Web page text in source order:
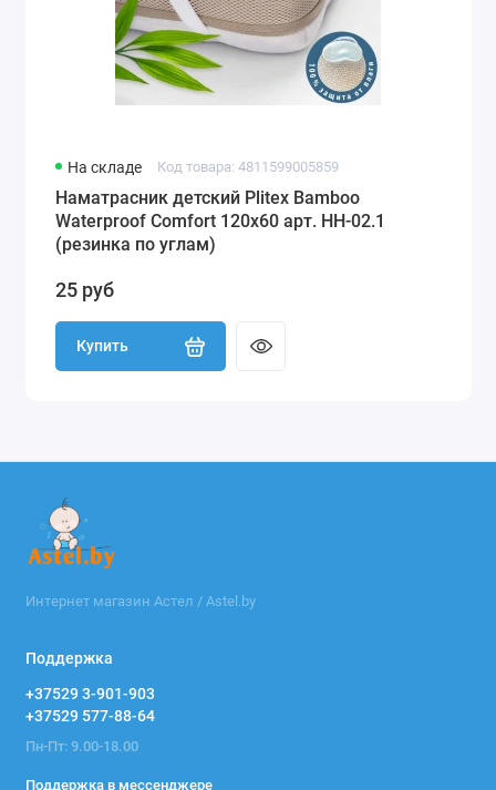
На складе Код товара: 4811599005859
Наматрасник детский Plitex Bamboo
Waterproof Comfort 120х60 арт. НН-02.1
(резинка по углам)
25 руб
Купить
Интернет магазин Астел / Astel.by
Поддержка
+37529 3-901-903
+37529 577-88-64
Пн-Пт: 9.00-18.00
Поддержка в мессенджере